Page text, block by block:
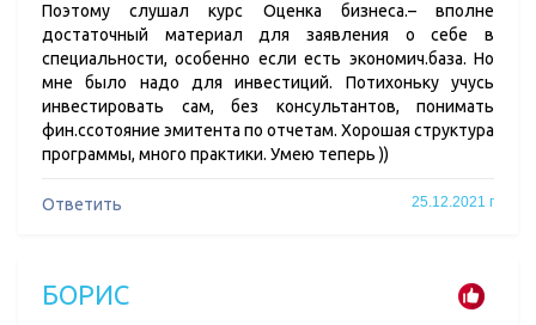
Поэтому слушал курс Оценка бизнеса.– вполне
достаточный материал для заявления о себе в
специальности, особенно если есть экономич.база. Но
мне было надо для инвестиций. Потихоньку учусь
инвестировать сам, без консультантов, понимать
фин.ссотояние эмитента по отчетам. Хорошая структура
программы, много практики. Умею теперь ))
Ответить 25.12.2021 г
БОРИС